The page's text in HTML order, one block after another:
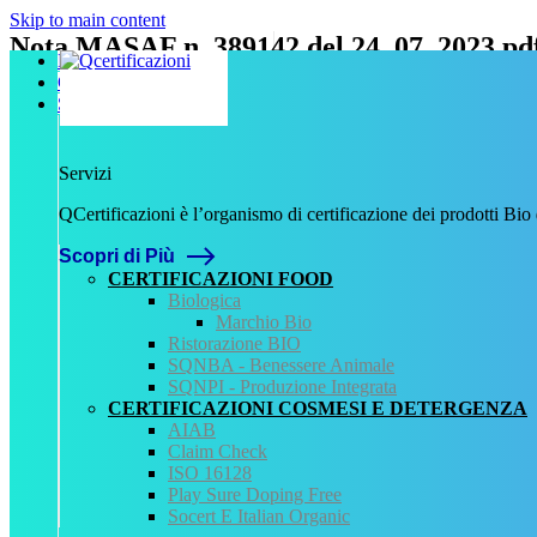
Skip to main content
Home
Chi Siamo
Servizi
Servizi
QCertificazioni è l’organismo di certificazione dei prodotti
Scopri di Più
CERTIFICAZIONI FOOD
Biologica
Marchio Bio
Ristorazione BIO
SQNBA - Benessere Animale
SQNPI - Produzione Integrata
CERTIFICAZIONI COSMESI E DETERGENZA
AIAB
Claim Check
ISO 16128
Play Sure Doping Free
Socert E Italian Organic
Nota MASAF n. 389142 del
Scritto da
Precedente
QCertificazioni
CHI SIAMO
SERVIZI
REGISTRO CERTIFICATI
AREA DOWNLOAD
POLITICA QHSE
FAQ – DOMANDE FREQUENTI
CONTATTI
BIOLOGICA